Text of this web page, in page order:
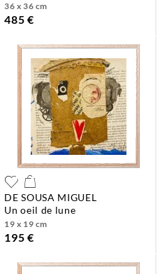
36 x 36 cm
485 €
DE SOUSA MIGUEL
un oeil de lune
19 x 19 cm
195 €